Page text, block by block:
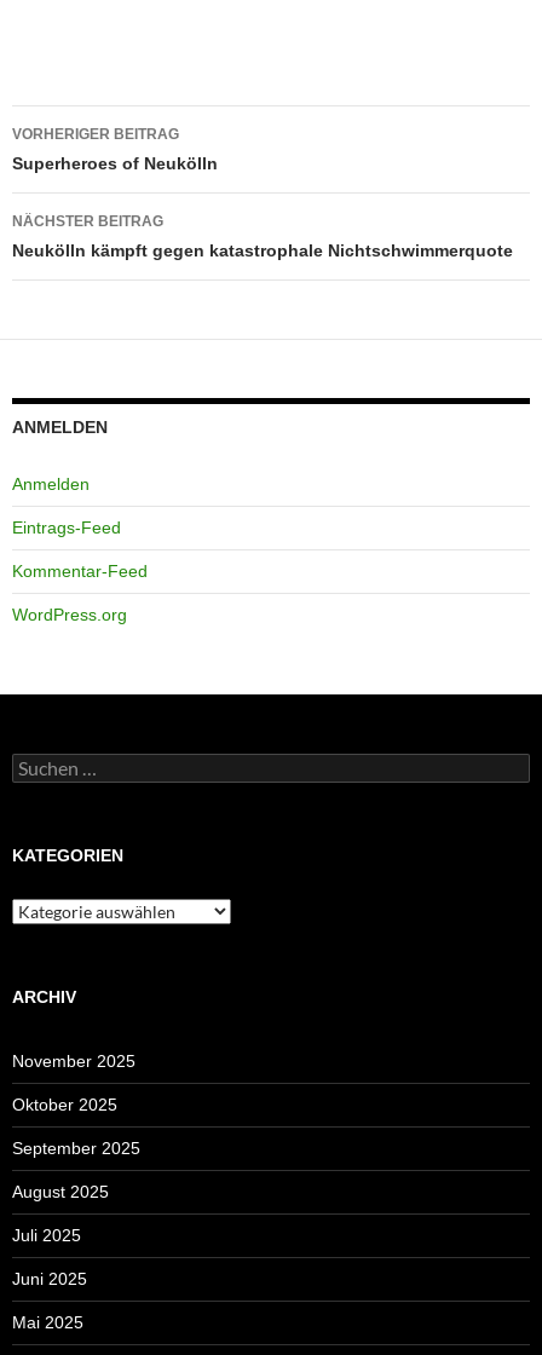
Beitragsnavigation
VORHERIGER BEITRAG
Superheroes of Neukölln
NÄCHSTER BEITRAG
Neukölln kämpft gegen katastrophale Nichtschwimmerquote
ANMELDEN
Anmelden
Eintrags-Feed
Kommentar-Feed
WordPress.org
Suchen
nach:
KATEGORIEN
Kategorien
ARCHIV
November 2025
Oktober 2025
September 2025
August 2025
Juli 2025
Juni 2025
Mai 2025